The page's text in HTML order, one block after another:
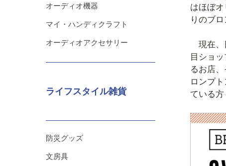
オーディオ機器
マイ・ハンディクラフト
オーディオアクセサリー
ライフスタイル雑貨
防災グッズ
文房具
はほぼ
りのブ
現在、
目ショ
るお店
ロンプ
ている方